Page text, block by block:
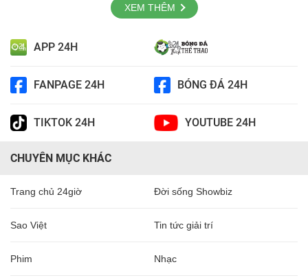
XEM THÊM
APP 24H
FANPAGE 24H BÓNG ĐÁ 24H
TIKTOK 24H YOUTUBE 24H
CHUYÊN MỤC KHÁC
Trang chủ 24giờ Đời sống Showbiz
Sao Việt Tin tức giải trí
Phim Nhạc